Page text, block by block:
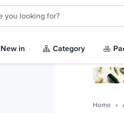
New in Category
Home